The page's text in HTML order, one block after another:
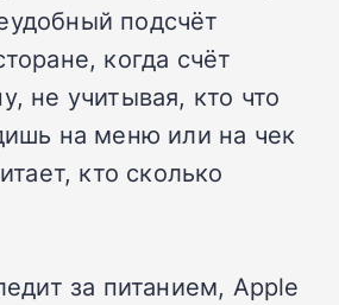
подсчёт
когда счёт
не учитывая, кто что
на меню или на чек
кто сколько
за питанием, Apple